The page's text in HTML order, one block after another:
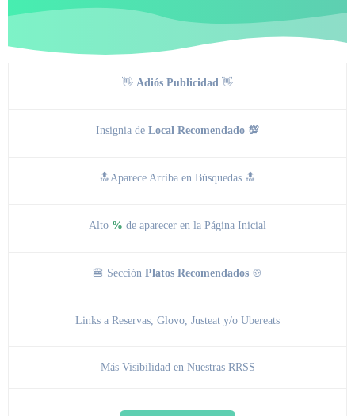
👋 Adiós Publicidad 👋
Insignia de Local Recomendado 💯
🔝Aparece Arriba en Búsquedas 🔝
Alto % de aparecer en la Página Inicial
🍔 Sección Platos Recomendados🍲
Links a Reservas, Glovo, Justeat y/o Ubereats
Más Visibilidad en Nuestras RRSS